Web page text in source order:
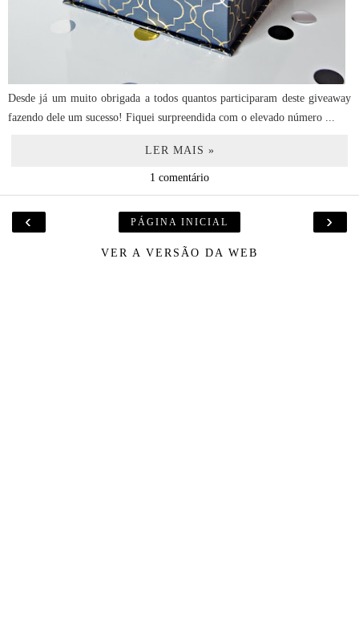
Desde já um muito obrigada a todos quantos participaram deste giveaway
fazendo dele um sucesso! Fiquei surpreendida com o elevado número ...
LER MAIS »
1 comentário
‹ ›
PÁGINA INICIAL
VER A VERSÃO DA WEB